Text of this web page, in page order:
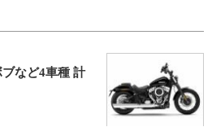
ブなど4車種 計